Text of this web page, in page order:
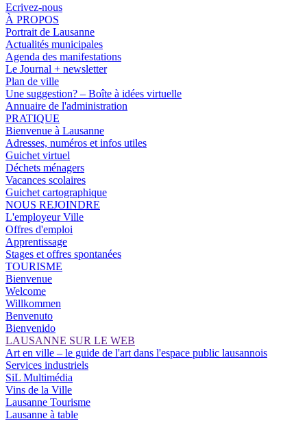
Ecrivez-nous
À PROPOS
Portrait de Lausanne
Actualités municipales
Agenda des manifestations
Le Journal + newsletter
Plan de ville
Une suggestion? – Boîte à idées virtuelle
Annuaire de l'administration
PRATIQUE
Bienvenue à Lausanne
Adresses, numéros et infos utiles
Guichet virtuel
Déchets ménagers
Vacances scolaires
Guichet cartographique
NOUS REJOINDRE
L'employeur Ville
Offres d'emploi
Apprentissage
Stages et offres spontanées
TOURISME
Bienvenue
Welcome
Willkommen
Benvenuto
Bienvenido
LAUSANNE SUR LE WEB
Art en ville – le guide de l'art dans l'espace public lausannois
Services industriels
SiL Multimédia
Vins de la Ville
Lausanne Tourisme
Lausanne à table